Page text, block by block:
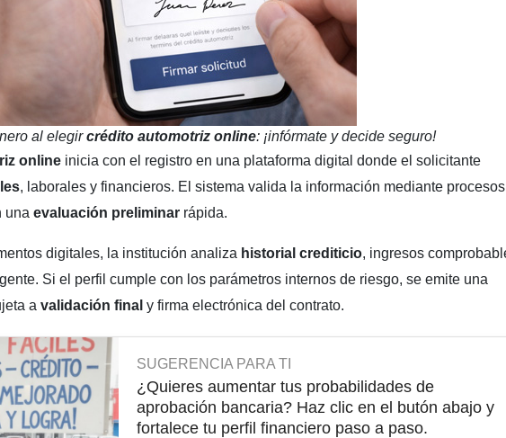
al elegircrédito automotriz online: ¡infórmate y decide seguro!
online inicia con el registro en una plataforma digital donde el solicitante
, laborales y financieros. El sistema valida la información mediante procesos
una evaluación preliminar rápida.
digitales, la institución analiza historial crediticio, ingresos
Si el perfil cumple con los parámetros internos de riesgo, se emite una
a validación final y firma electrónica del contrato.
SUGERENCIA PARA TI
¿Quieres aumentar tus probabilidades de
aprobación bancaria? Haz clic en el butón abajo y
fortalece tu perfil financiero paso a paso.